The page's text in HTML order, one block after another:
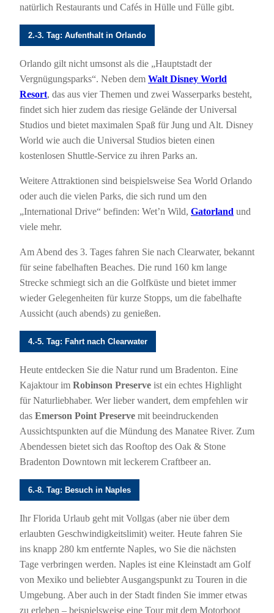
natürlich Restaurants und Cafés in Hülle und Fülle gibt.
2.-3. Tag: Aufenthalt in Orlando
Orlando gilt nicht umsonst als die „Hauptstadt der
Vergnügungsparks“. Neben dem Walt Disney World
Resort, das aus vier Themen und zwei Wasserparks besteht,
findet sich hier zudem das riesige Gelände der Universal
Studios und bietet maximalen Spaß für Jung und Alt. Disney
World wie auch die Universal Studios bieten einen
kostenlosen Shuttle-Service zu ihren Parks an.
Weitere Attraktionen sind beispielsweise Sea World Orlando
oder auch die vielen Parks, die sich rund um den
„International Drive“ befinden: Wet’n Wild, Gatorland und
viele mehr.
Am Abend des 3. Tages fahren Sie nach Clearwater, bekannt
für seine fabelhaften Beaches. Die rund 160 km lange
Strecke schmiegt sich an die Golfküste und bietet immer
wieder Gelegenheiten für kurze Stopps, um die fabelhafte
Aussicht (auch abends) zu genießen.
4.-5. Tag: Fahrt nach Clearwater
Heute entdecken Sie die Natur rund um Bradenton. Eine
Kajaktour im Robinson Preserve ist ein echtes Highlight
für Naturliebhaber. Wer lieber wandert, dem empfehlen wir
das Emerson Point Preserve mit beeindruckenden
Aussichtspunkten auf die Mündung des Manatee River. Zum
Abendessen bietet sich das Rooftop des Oak & Stone
Bradenton Downtown mit leckerem Craftbeer an.
6.-8. Tag: Besuch in Naples
Ihr Florida Urlaub geht mit Vollgas (aber nie über dem
erlaubten Geschwindigkeitslimit) weiter. Heute fahren Sie
ins knapp 280 km entfernte Naples, wo Sie die nächsten
Tage verbringen werden. Naples ist eine Kleinstadt am Golf
von Mexiko und beliebter Ausgangspunkt zu Touren in die
Umgebung. Aber auch in der Stadt finden Sie immer etwas
zu erleben – beispielsweise eine Tour mit dem Motorboot